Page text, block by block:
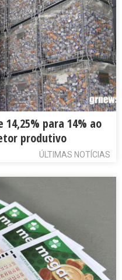
para 14% ao
produtivo
ÚLTIMAS NOTÍCIAS